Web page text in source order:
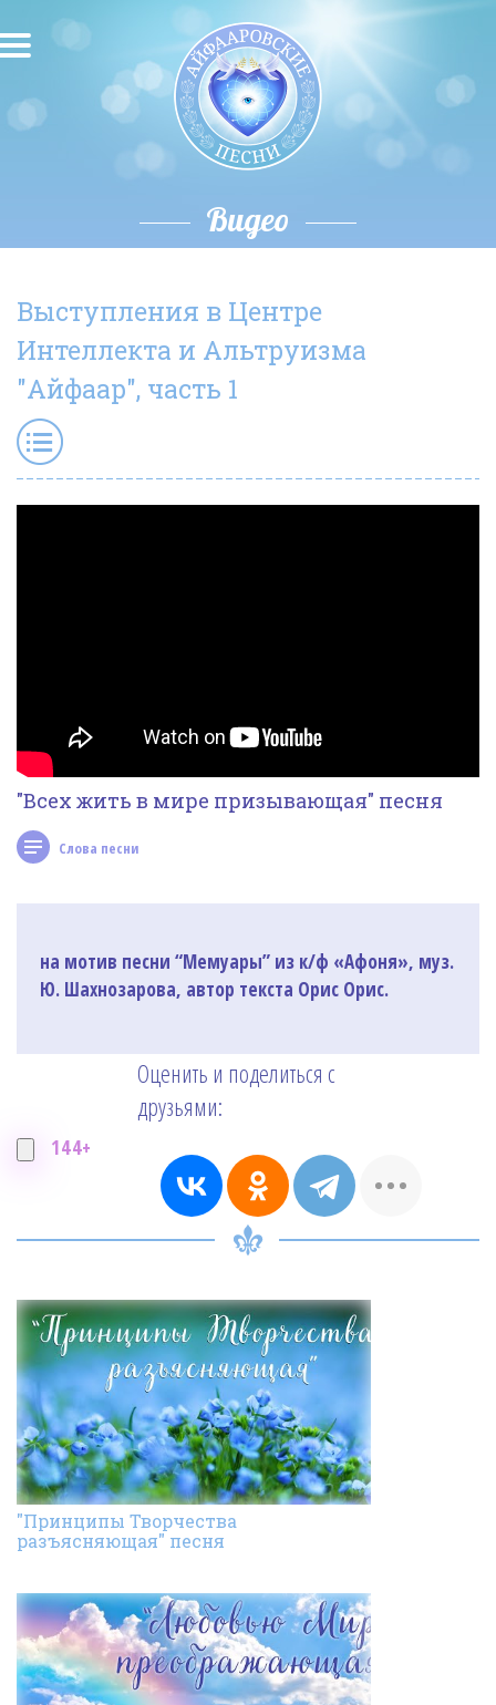
О песнях
Исполнители
О влиянии звука
Новости
Скачать
Контакты
Фотогалерея
Видео
Выступления в Центре
Интеллекта и Альтруизма
"Айфаар", часть 1
"Всех жить в мире призывающая" песня
Слова песни
на мотив песни “Мемуары” из к/ф «Афоня», муз.
Ю. Шахнозарова, автор текста Орис Орис.
144+
Оценить и поделиться с
друзьями:
"Принципы Творчества
разъясняющая" песня